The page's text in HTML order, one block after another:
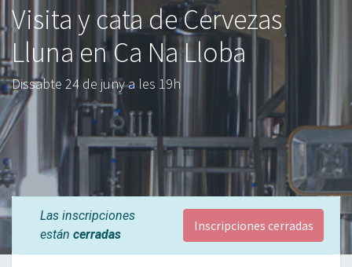
Visita y cata de Cervezas
Lluna en Ca Na Lloba
Dissabte 24 de juny a les 19h
Las inscripciones
están cerradas
Inscripciones cerradas